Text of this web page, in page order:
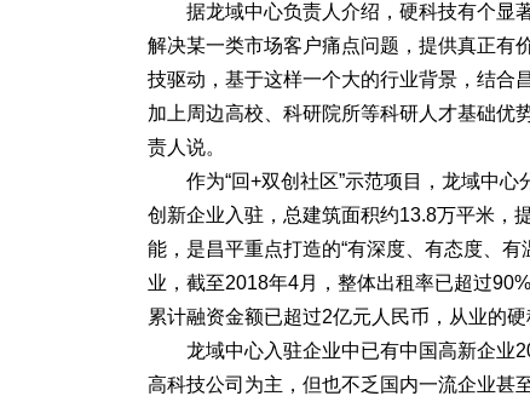
据龙域中心负责人介绍，硬科技有个显
解决某一类市场客户痛点问题，提供真正有
技驱动，基于这样一个大的行业背景，结合
加上周边高校、科研院所等科研人才基础优
责人说。
作为“回+双创社区”示范项目，龙域中
创新企业入驻，总建筑面积约13.8万平米，
能，是昌平重点打造的“有深度、有态度、
业，截至2018年4月，整体出租率已超过
累计融资金额已超过2亿元人民币，从业的硬
龙域中心入驻企业中已有中国高新企业
高科技公司为主，但也不乏国内一流企业甚